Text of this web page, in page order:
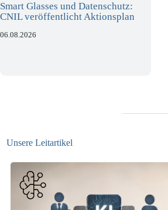
Smart Glasses und Datenschutz:
CNIL veröffentlicht Aktionsplan
06.08.2026
Unsere Leitartikel